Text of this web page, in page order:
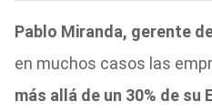
Pablo Miranda, gerente
en muchos casos las
más allá de un 30% de su